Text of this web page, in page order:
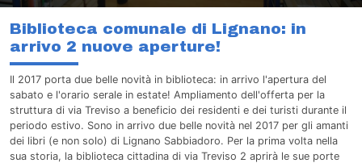
Biblioteca comunale di Lignano: in
arrivo 2 nuove aperture!
Il 2017 porta due belle novità in biblioteca: in arrivo l'apertura del
sabato e l'orario serale in estate! Ampliamento dell'offerta per la
struttura di via Treviso a beneficio dei residenti e dei turisti durante il
periodo estivo. Sono in arrivo due belle novità nel 2017 per gli amanti
dei libri (e non solo) di Lignano Sabbiadoro. Per la prima volta nella
sua storia, la biblioteca cittadina di via Treviso 2 aprirà le sue porte